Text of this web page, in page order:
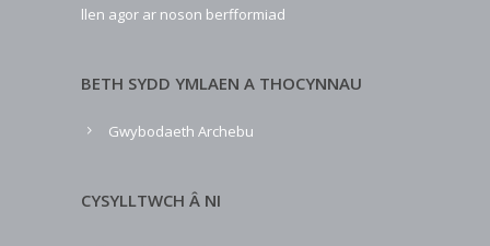
llen agor ar noson berfformiad
BETH SYDD YMLAEN A THOCYNNAU
Gwybodaeth Archebu
CYSYLLTWCH Â NI